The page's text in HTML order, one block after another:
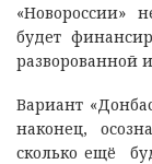
«Новороссии»
будет
разворованной
Вариант
наконец,
сколько ещё